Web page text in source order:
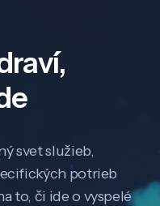
svet služieb,
potrieb
to, či ide o vyspelé